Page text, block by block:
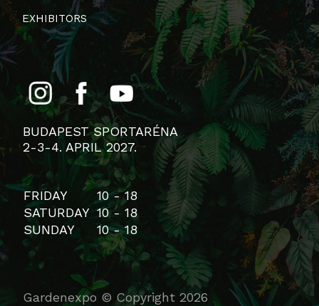
EXHIBITORS
BUDAPEST SPORTARÉNA
2-3-4. APRIL 2027.
FRIDAY
10 - 18
SATURDAY 10 - 18
SUNDAY
10 - 18
Gardenexpo © Copyright 2026